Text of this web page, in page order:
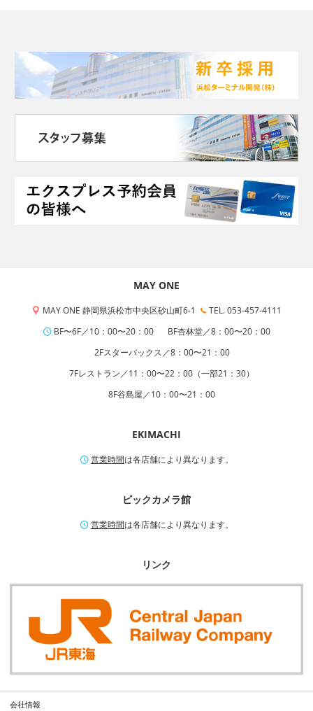
MAY ONE
MAY ONE 静岡県浜松市中央区砂山町6-1
TEL. 053-457-4111
BF〜6F／10：00〜20：00
BF杏林堂／8：00〜20：00
2Fスターバックス／8：00〜21：00
7Fレストラン／11：00〜22：00（一部21：30）
8F谷島屋／10：00〜21：00
EKIMACHI
営業時間は各店舗により異なります。
ビックカメラ館
営業時間は各店舗により異なります。
リンク
会社情報